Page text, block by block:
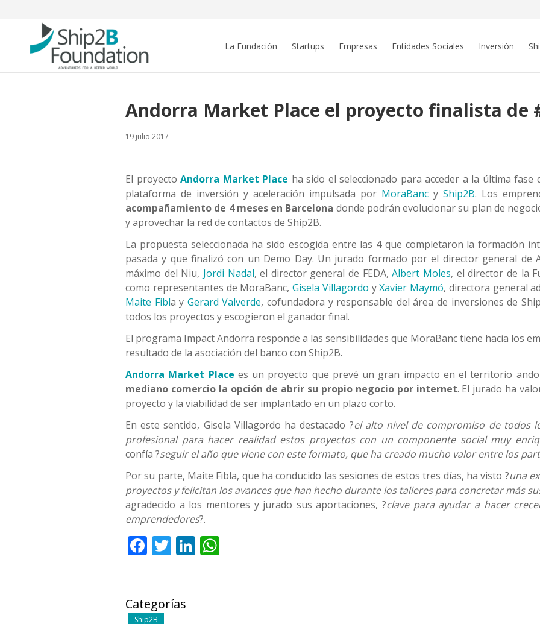
La Fundación Startups Empresas Entidades Sociales Inversión
Andorra Market Place el proyecto finalista de
19 julio 2017
El proyecto Andorra Market Place ha sido el seleccionado para acceder a la última fase
plataforma de inversión y aceleración impulsada por MoraBanc y Ship2B. Los
acompañamiento de 4 meses en Barcelona donde podrán evolucionar su plan de
y aprovechar la red de contactos de Ship2B.
La propuesta seleccionada ha sido escogida entre las 4 que completaron la formación
pasada y que finalizó con un Demo Day. Un jurado formado por el director general de
máximo del Niu, Jordi Nadal, el director general de FEDA,Albert Moles, el director de la
como representantes de MoraBanc, Gisela Villagordo yXavier Maymó, directora general
Maite Fibla y Gerard Valverde, cofundadora y responsable del área de inversiones de
todos los proyectos y escogieron el ganador final.
El programa Impact Andorra responde a las sensibilidades que MoraBanc tiene hacia los
resultado de la asociación del banco con Ship2B.
Andorra Market Place es un proyecto que prevé un gran impacto en el territorio
mediano comercio la opción de abrir su propio negocio por internet. El jurado ha
proyecto y la viabilidad de ser implantado en un plazo corto.
En este sentido, Gisela Villagordo ha destacado ?el alto nivel de compromiso de todos
profesional para hacer realidad estos proyectos con un componente social muy
confía ?seguir el año que viene con este formato, que ha creado mucho valor entre los
Por su parte, Maite Fibla, que ha conducido las sesiones de estos tres días, ha visto ?una
proyectos y felicitan los avances que han hecho durante los talleres para concretar más
agradecido a los mentores y jurado sus aportaciones, ?clave para ayudar a hacer
emprendedores?.
Facebook
TwitterLinkedIn
Categorías
Ship2B